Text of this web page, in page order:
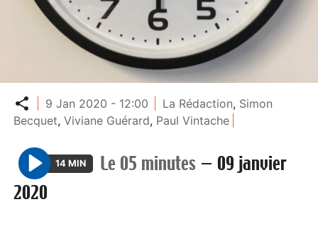
Partager
9 Jan 2020 - 12:00 La Rédaction, Simon
Becquet,Viviane Guérard, Paul Vintache
P
l
14 MIN Le 05 minutes — 09 janvier
2020